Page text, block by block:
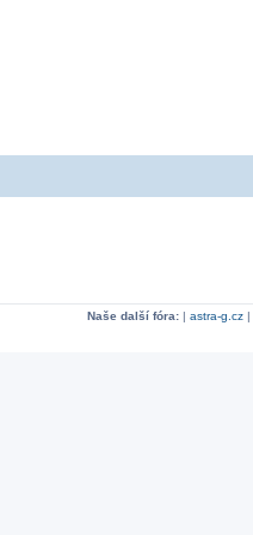
Naše další fóra:| astra-g.cz|